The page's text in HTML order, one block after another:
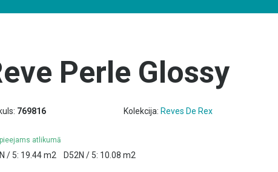
Perle Glossy
769816 Kolekcija: Reves De Rex
pieejams atlikumā
/ 5: 19.44 m2 D52N / 5: 10.08 m2